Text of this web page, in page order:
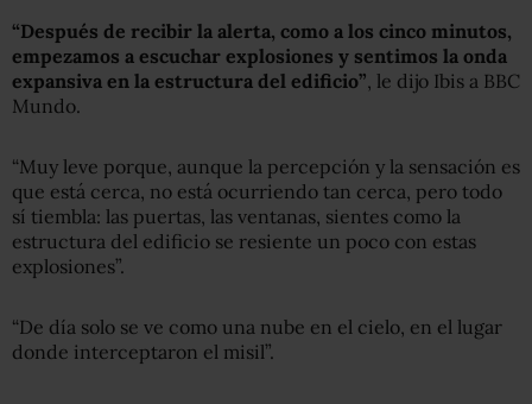
“Después de recibir la alerta, como a los cinco minutos,
empezamos a escuchar explosiones y sentimos la onda
expansiva en la estructura del edificio”, le dijo Ibis a BBC
Mundo.
“Muy leve porque, aunque la percepción y la sensación es
que está cerca, no está ocurriendo tan cerca, pero todo
sí tiembla: las puertas, las ventanas, sientes como la
estructura del edificio se resiente un poco con estas
explosiones”.
“De día solo se ve como una nube en el cielo, en el lugar
donde interceptaron el misil”.